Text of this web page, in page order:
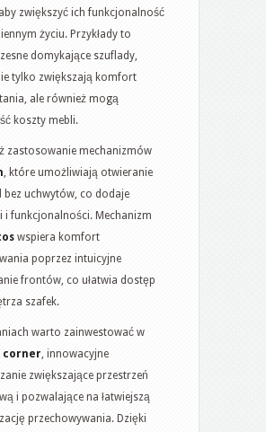
zwiększyć ich funkcjonalność
życiu. Przykłady to
domykające szuflady,
tylko zwiększają komfort
ale również mogą
koszty mebli.
zastosowanie mechanizmów
, które umożliwiają otwieranie
bez uchwytów, co dodaje
i funkcjonalności. Mechanizm
wspiera komfort
poprzez intuicyjne
frontów, co ułatwia dostęp
szafek.
warto zainwestować w
corner, innowacyjne
zwiększające przestrzeń
i pozwalające na łatwiejszą
przechowywania. Dzięki